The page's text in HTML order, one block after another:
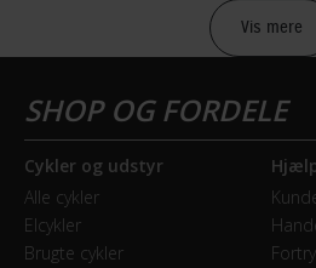
Sikkerheds- og producentinfo
Model år
2021
BREMSER
Vis mere
Cykler og udstyr
Alle cykler
Elcykler
Brugte cykler